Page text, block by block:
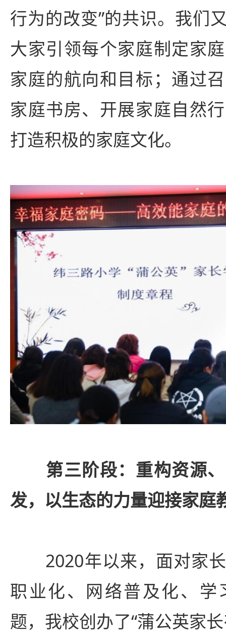
行为的改变”的共识。我们
大家引领每个家庭制定家
家庭的航向和目标；通过
家庭书房、开展家庭自然
打造积极的家庭文化。
第三阶段：重构资源
发，以生态的力量迎接家庭
2020年以来，面对家长
职业化、网络普及化、学
题，我校创办了“蒲公英家